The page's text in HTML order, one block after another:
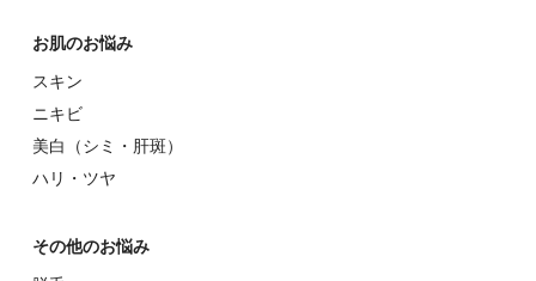
お肌のお悩み
スキン
ニキビ
美⽩（シミ・肝斑）
ハリ・ツヤ
その他のお悩み